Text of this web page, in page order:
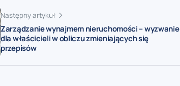
Następny artykuł
Zarządzanie wynajmem nieruchomości – wyzwanie
dla właścicieli w obliczu zmieniających się
przepisów